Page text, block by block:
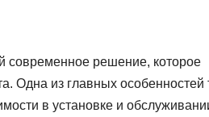
современное решение, которое
Одна из главных особенностей
в установке и